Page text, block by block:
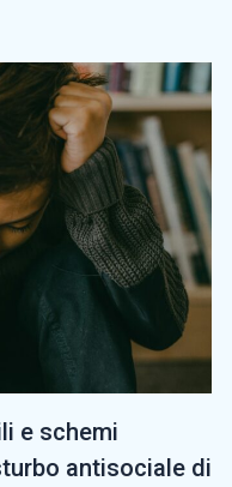
e schemi
antisociale di